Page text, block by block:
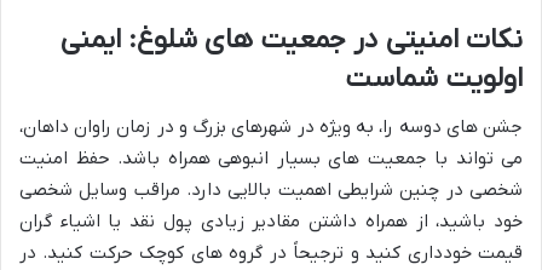
نکات امنیتی در جمعیت های شلوغ: ایمنی
اولویت شماست
جشن های دوسه را، به ویژه در شهرهای بزرگ و در زمان راوان داهان،
می تواند با جمعیت های بسیار انبوهی همراه باشد. حفظ امنیت
شخصی در چنین شرایطی اهمیت بالایی دارد. مراقب وسایل شخصی
خود باشید، از همراه داشتن مقادیر زیادی پول نقد یا اشیاء گران
قیمت خودداری کنید و ترجیحاً در گروه های کوچک حرکت کنید. در